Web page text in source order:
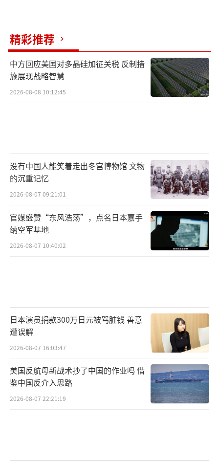
精彩推荐
中方回应美国对多晶硅加征关税 反制措
施展现战略智慧
2026-08-08 10:12:45
没有中国人能笑着走出冬宫博物馆 文物
的沉重记忆
2026-08-07 09:21:01
官媒盛赞“东风浩荡”，点名日本嘉手
纳空军基地
2026-08-07 10:40:02
日本演员捐款300万日元被骂脏钱 善意
遭误解
2026-08-07 16:03:47
美国反航母新战术抄了中国的作业吗 借
鉴中国反介入思路
2026-08-07 22:21:19